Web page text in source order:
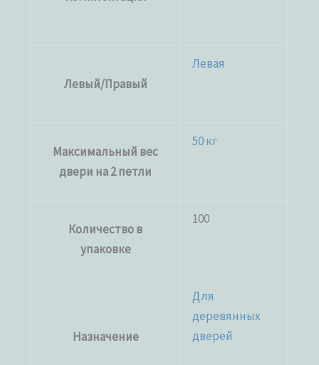
Левый/Правый
Левая
Максимальный вес
двери на 2 петли
50 кг
Количество в
упаковке
100
Назначение
Для
деревянных
дверей